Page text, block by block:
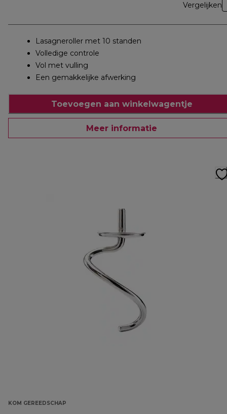
Vergelijken
Lasagneroller met 10 standen
Volledige controle
Vol met vulling
Een gemakkelijke afwerking
Toevoegen aan winkelwagentje
Meer informatie
KOM GEREEDSCHAP